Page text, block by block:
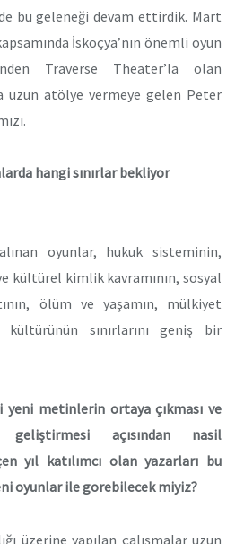
bu geleneği devam ettirdik. Mart
İskoçya’nın önemli oyun
Traverse Theater’la olan
uzun atölye vermeye gelen Peter
hangi sınırlar bekliyor
oyunlar, hukuk sisteminin,
kültürel kimlik kavramının, sosyal
ölüm ve yaşamın, mülkiyet
kültürünün sınırlarını geniş bir
yeni metinlerin ortaya çıkması ve
geliştirmesi açısından nasil
yıl katılımcı olan yazarları bu
oyunlar ile gorebilecek miyiz?
üzerine yapılan çalışmalar uzun